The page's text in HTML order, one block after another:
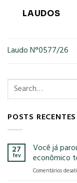
LAUDOS
Laudo N°0577/26
POSTS RECENTES
27
fev
Você já
econômico
Comentários